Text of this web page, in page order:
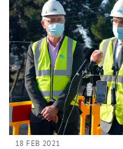
18 FEB 2021